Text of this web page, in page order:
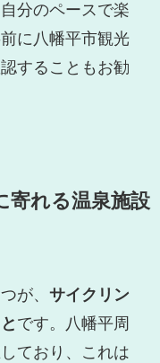
分のペースで楽
に八幡平市観光
することもお勧
寄れる温泉施設
が、 サイクリン
です。八幡平周
ており、これは